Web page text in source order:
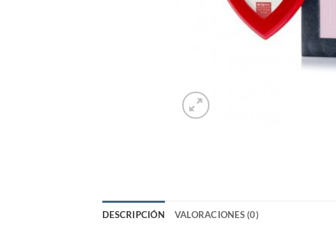
DESCRIPCIÓN VALORACIONES (0)